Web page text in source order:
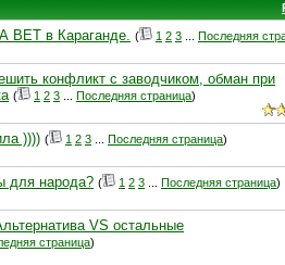
ВЕТ в Караганде. ( 1 2 3
Последняя
конфликт с заводчиком, обман при
( 1 2 3 Последняя страница)
)))) ( 1 2 3 Последняя страница)
для народа? ( 1 2 3 Последняя страница)
VS остальные
страница)